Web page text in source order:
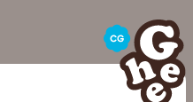
oběd. Ale to vám